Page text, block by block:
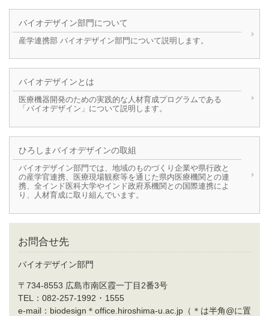
バイオデザイン部門について
産学連携部 バイオデザイン部門について説明します。
バイオデザインとは
医療機器開発のための実践的な人材育成プログラムである
「バイオデザイン」について説明します。
ひろしまバイオデザインの取組
バイオデザイン部門では、地域のものづくり企業や県行政と
の産学官連携、医療現場観察等を通じた県内医療機関との連
携、全インド医科大学やインド政府系機関との国際連携によ
り、人材育成に取り組んでいます。
お問合せ先
バイオデザイン部門
〒734-8553 広島市南区霞一丁目2番3号
TEL：082-257-1992 ･ 1555
e-mail：biodesign＊office.hiroshima-u.ac.jp（＊は半角@に置